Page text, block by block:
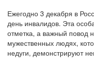
Ежегодно 3 декабря в
день инвалидов. Эта
отметка, а важный повод
мужественных людях,
недуги, демонстрируют